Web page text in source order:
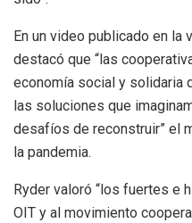
En un video publicado en la
destacó que “las
economía social y solidaria
las soluciones que
desafíos de reconstruir” el
la pandemia.
Ryder valoró “los fuertes e
OIT y al movimiento